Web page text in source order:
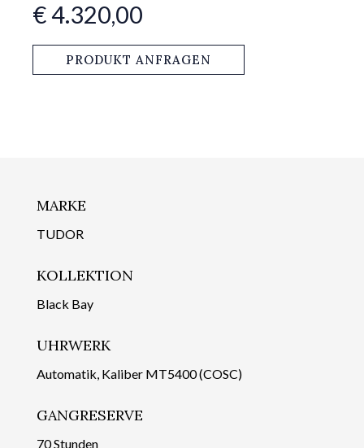
€ 4.320,00
PRODUKT ANFRAGEN
MARKE
TUDOR
KOLLEKTION
Black Bay
UHRWERK
Automatik, Kaliber MT5400 (COSC)
GANGRESERVE
70 Stunden